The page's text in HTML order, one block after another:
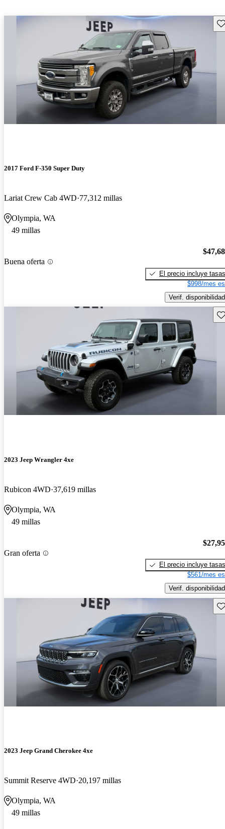
2017 Ford F-350 Super Duty
Lariat Crew Cab 4WD 77,312 millas
Olympia, WA
49 millas
Buena oferta
El precio incluye tasas
$998/mes
Verif. disponibilidad
2023 Jeep Wrangler 4xe
Rubicon 4WD 37,619 millas
Olympia, WA
49 millas
Gran oferta
El precio incluye tasas
$561/mes
Verif. disponibilidad
2023 Jeep Grand Cherokee 4xe
Summit Reserve 4WD 20,197 millas
Olympia, WA
49 millas